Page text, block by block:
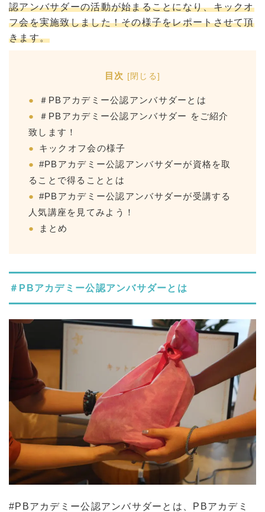
認アンバサダーの活動が始まることになり、キックオ
フ会を実施致しました！その様子をレポートさせて頂
きます。
目次 [ 閉じる ]
＃PBアカデミー公認アンバサダーとは
＃PBアカデミー公認アンバサダー をご紹介
致します！
キックオフ会の様子
#PBアカデミー公認アンバサダーが資格を取
ることで得ることとは
#PBアカデミー公認アンバサダーが受講する
人気講座を見てみよう！
まとめ
＃PBアカデミー公認アンバサダーとは
#PBアカデミー公認アンバサダーとは、PBアカデミ